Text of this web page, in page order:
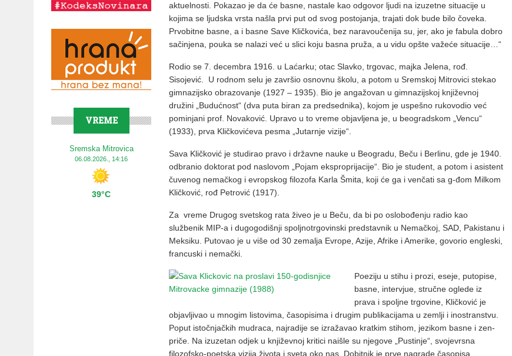
VREME
Sremska Mitrovica
06.08.2026., 14:16
39°C
aktuelnosti. Pokazao je da će basne, nastale kao odgovor ljudi na izuzetne situacije u
kojima se ljudska vrsta našla prvi put od svog postojanja, trajati dok bude bilo čoveka.
Prvobitne basne, a i basne Save Kličkovića, bez naravoučenija su, jer, ako je fabula dobro
sačinjena, pouka se nalazi već u slici koju basna pruža, a u vidu opšte važeće situacije…“
Rodio se 7. decembra 1916. u Laćarku; otac Slavko, trgovac, majka Jelena, rođ.
Sisojević. U rodnom selu je završio osnovnu školu, a potom u Sremskoj Mitrovici stekao
gimnazijsko obrazovanje (1927 – 1935). Bio je angažovan u gimnazijskoj književnoj
družini „Budućnost“ (dva puta biran za predsednika), kojom je uspešno rukovodio već
pominjani prof. Novaković. Upravo u to vreme objavljena je, u beogradskom „Vencu“
(1933), prva Kličkovićeva pesma „Jutarnje vizije“.
Sava Kličković je studirao pravo i državne nauke u Beogradu, Beču i Berlinu, gde je 1940.
odbranio doktorat pod naslovom „Pojam eksproprijacije“. Bio je student, a potom i asistent
čuvenog nemačkog i evropskog filozofa Karla Šmita, koji će ga i venčati sa g-đom Milkom
Kličković, rođ Petrović (1917).
Za vreme Drugog svetskog rata živeo je u Beču, da bi po oslobođenju radio kao
službenik MIP-a i dugogodišnji spoljnotrgovinski predstavnik u Nemačkoj, SAD, Pakistanu i
Meksiku. Putovao je u više od 30 zemalja Evrope, Azije, Afrike i Amerike, govorio engleski,
francuski i nemački.
Poeziju u stihu i prozi, eseje, putopise,
basne, intervjue, stručne oglede iz
prava i spoljne trgovine, Kličković je
objavljivao u mnogim listovima, časopisima i drugim publikacijama u zemlji i inostranstvu.
Poput istočnjačkih mudraca, najradije se izražavao kratkim stihom, jezikom basne i zen-
priče. Na izuzetan odjek u književnoj kritici naišle su njegove „Pustinje“, svojevrsna
filozofsko-poetska vizija života i sveta oko nas. Dobitnik je prve nagrade časopisa